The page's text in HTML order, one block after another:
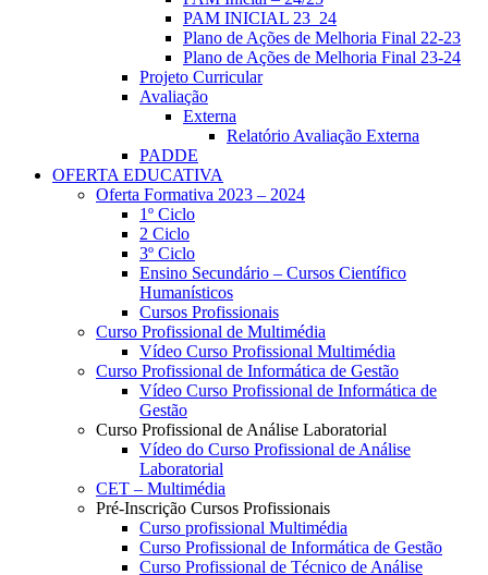
PAM INICIAL 23_24
Plano de Ações de Melhoria Final 22-23
Plano de Ações de Melhoria Final 23-24
Projeto Curricular
Avaliação
Externa
Relatório Avaliação Externa
PADDE
OFERTA EDUCATIVA
Oferta Formativa 2023 – 2024
1º Ciclo
2 Ciclo
3º Ciclo
Ensino Secundário – Cursos Científico
Humanísticos
Cursos Profissionais
Curso Profissional de Multimédia
Vídeo Curso Profissional Multimédia
Curso Profissional de Informática de Gestão
Vídeo Curso Profissional de Informática de
Gestão
Curso Profissional de Análise Laboratorial
Vídeo do Curso Profissional de Análise
Laboratorial
CET – Multimédia
Pré-Inscrição Cursos Profissionais
Curso profissional Multimédia
Curso Profissional de Informática de Gestão
Curso Profissional de Técnico de Análise